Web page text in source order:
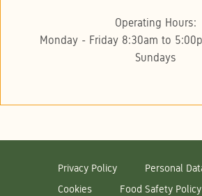
Operating Hours:
Monday - Friday 8:30am to
Sundays
Privacy Policy
Personal
Cookies
Food Safety